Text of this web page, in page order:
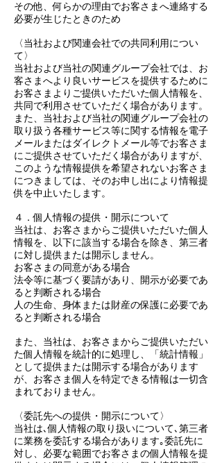
その他、何らかの理由でお客さまへ連絡する
必要が生じたときのため
〈当社および関連会社での共同利用につい
て〉
当社および当社の関連グループ会社では、お
客さまへより良いサービスを提供するために
お客さまよりご提供いただいた個人情報を、
共同で利用させていただく場合があります。
また、当社および当社の関連グループ会社の
取り扱う各種サービス等に関する情報を電子
メールまたはダイレクトメール等でお客さま
にご提供させていただく場合がありますが、
このような情報提供を希望されないお客さま
につきましては、そのお申し出により情報提
供を中止いたします。
４．個人情報の提供・開示について
当社は、お客さまからご提供いただいた個人
情報を、以下に該当する場合を除き、第三者
に対し提供または開示しません。
お客さまの同意がある場合
法令等に基づく要請があり、開示が必要であ
ると判断される場合
人の生命、身体または財産の保護に必要であ
ると判断される場合
また、当社は、お客さまからご提供いただい
た個人情報を統計的に処理し、「統計情報」
として提供または開示する場合があります
が、お客さま個人を特定できる情報は一切含
まれておりません。
〈委託先への提供・開示について〉
当社は､個人情報の取り扱いについて､第三者
に業務を委託する場合があります｡委託先に
対し、必要な範囲でお客さまの個人情報を提